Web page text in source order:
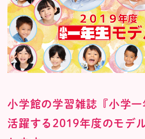
小学館の学習雑誌『小学
活躍する2019年度のモデ